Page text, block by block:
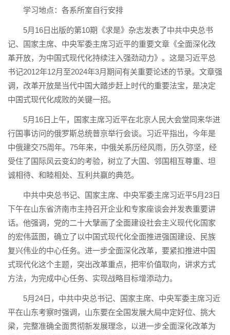
学习地点：各系所室自行安排
5月16日出版的第10期《求是》杂志发表了中共中央总书
记、国家主席、中央军委主席习近平的重要文章《全面深化改
革开放，为中国式现代化持续注入强劲动力》。这是习近平总
书记2012年12月至2024年3月期间有关重要论述的节录。文章强
调，改革开放是当代中国大踏步赶上时代的重要法宝，是决定
中国式现代化成败的关键一招。
5月16日上午，国家主席习近平在北京人民大会堂同来华进
行国事访问的俄罗斯总统普京举行会谈。习近平指出，今年是
中俄建交75周年。75年来，中俄关系历经风雨，历久弥坚，经
受住了国际风云变幻的考验，树立了大国、邻国相互尊重、坦
诚相待、和睦相处、互利共赢的典范。
中共中央总书记、国家主席、中央军委主席习近平5月23日
下午在山东省济南市主持召开企业和专家座谈会并发表重要讲
话。他强调，党的二十大擘画了全面建设社会主义现代化国家
的宏伟蓝图，确立了以中国式现代化全面推进强国建设、民族
复兴伟业的中心任务。进一步全面深化改革，要紧扣推进中国
式现代化这个主题，突出改革重点，把牢价值取向，讲求方式
方法，为完成中心任务、实现战略目标增添动力。
5月24日，中共中央总书记、国家主席、中央军委主席习近
平在山东考察时强调，山东要在全国发展大局中定好位、挑大
梁，完整准确全面贯彻新发展理念，以进一步全面深化改革为